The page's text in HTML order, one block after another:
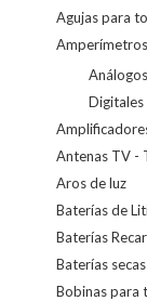
Agujas para
Análogos
Digitales
Antenas TV -
Aros de luz
Baterías de
Baterías
Baterías
Bobinas para